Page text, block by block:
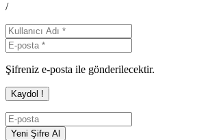
/
Şifreniz e-posta ile gönderilecektir.